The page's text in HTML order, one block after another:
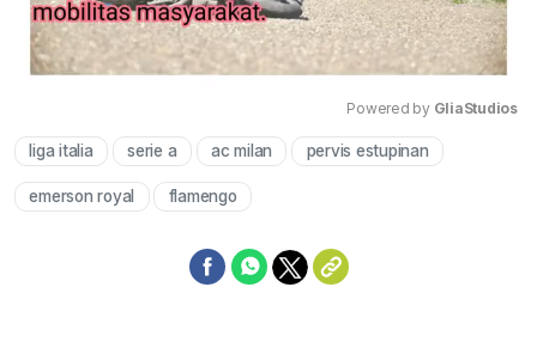
Mute
Powered by GliaStudios
liga italia serie a ac milan pervis estupinan
emerson royal flamengo